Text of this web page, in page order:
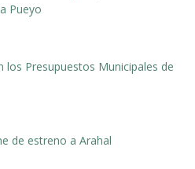
Pueyo
los Presupuestos Municipales de
de estreno a Arahal